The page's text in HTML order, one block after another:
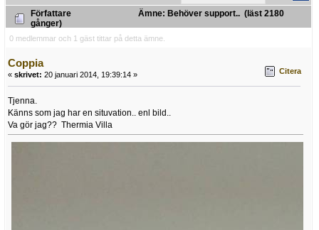
Författare
Ämne: Behöver support.. (läst 2180
gånger)
0 medlemmar och 1 gäst tittar på detta ämne.
Coppia
« skrivet: 20 januari 2014, 19:39:14 » Citera
Tjenna.
Känns som jag har en situvation.. enl bild..
Va gör jag?? Thermia Villa